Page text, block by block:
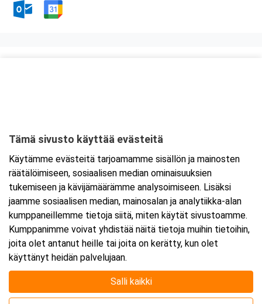
Tarkempi kartta ja ajo-ohjeet
Tämä sivusto käyttää evästeitä
Käytämme evästeitä tarjoamamme sisällön ja mainosten
räätälöimiseen, sosiaalisen median ominaisuuksien
tukemiseen ja kävijämäärämme analysoimiseen. Lisäksi
jaamme sosiaalisen median, mainosalan ja analytiikka-alan
kumppaneillemme tietoja siitä, miten käytät sivustoamme.
Kumppanimme voivat yhdistää näitä tietoja muihin tietoihin,
joita olet antanut heille tai joita on kerätty, kun olet
käyttänyt heidän palvelujaan.
Salli kaikki